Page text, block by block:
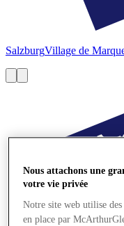
SalzburgVillage de
Nous attachons une
votre vie privée
Notre site web utilise
en place par